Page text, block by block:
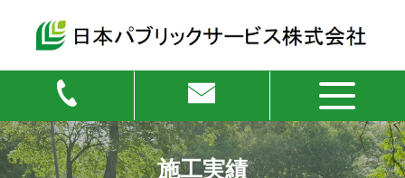
施工実績